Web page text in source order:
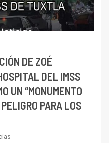
DE ZOÉ
DEL IMSS
UN “MONUMENTO
PARA LOS